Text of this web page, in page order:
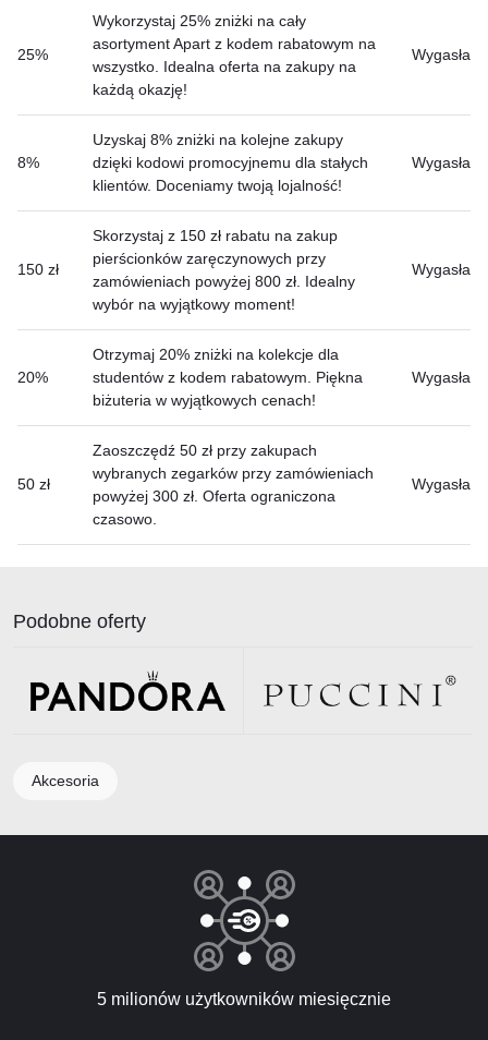
25%
Wykorzystaj 25% zniżki na cały
asortyment Apart z kodem rabatowym na
wszystko. Idealna oferta na zakupy na
każdą okazję!
Wygasła
8%
Uzyskaj 8% zniżki na kolejne zakupy
dzięki kodowi promocyjnemu dla stałych
klientów. Doceniamy twoją lojalność!
Wygasła
150 zł
Skorzystaj z 150 zł rabatu na zakup
pierścionków zaręczynowych przy
zamówieniach powyżej 800 zł. Idealny
wybór na wyjątkowy moment!
Wygasła
20%
Otrzymaj 20% zniżki na kolekcje dla
studentów z kodem rabatowym. Piękna
biżuteria w wyjątkowych cenach!
Wygasła
50 zł
Zaoszczędź 50 zł przy zakupach
wybranych zegarków przy zamówieniach
powyżej 300 zł. Oferta ograniczona
czasowo.
Wygasła
Podobne oferty
Akcesoria
5 milionów użytkowników miesięcznie